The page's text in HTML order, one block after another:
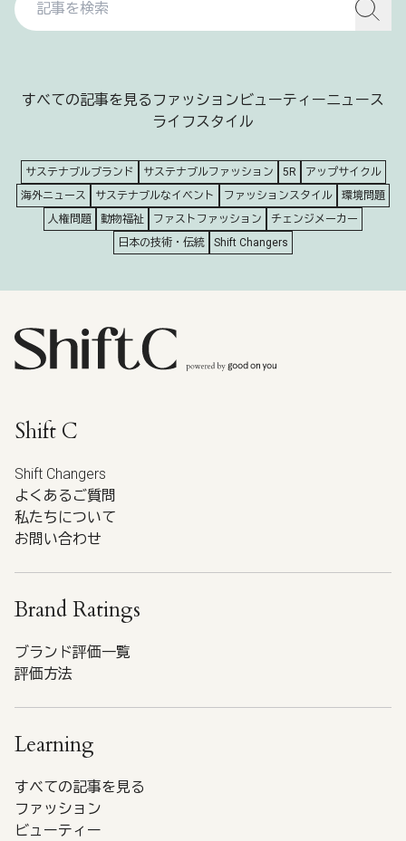
すべての記事を見る ファッションビューティーニュース
ライフスタイル
サステナブルブランド サステナブルファッション 5R
アップサイクル
海外ニュース
サステナブルなイベント ファッションスタイル
環境問題
人権問題
動物福祉 ファストファッション
チェンジメーカー
日本の技術・伝統
Shift Changers
Shift C
Shift Changers
よくあるご質問
私たちについて
お問い合わせ
Brand Ratings
ブランド評価一覧
評価方法
Learning
すべての記事を見る
ファッション
ビューティー